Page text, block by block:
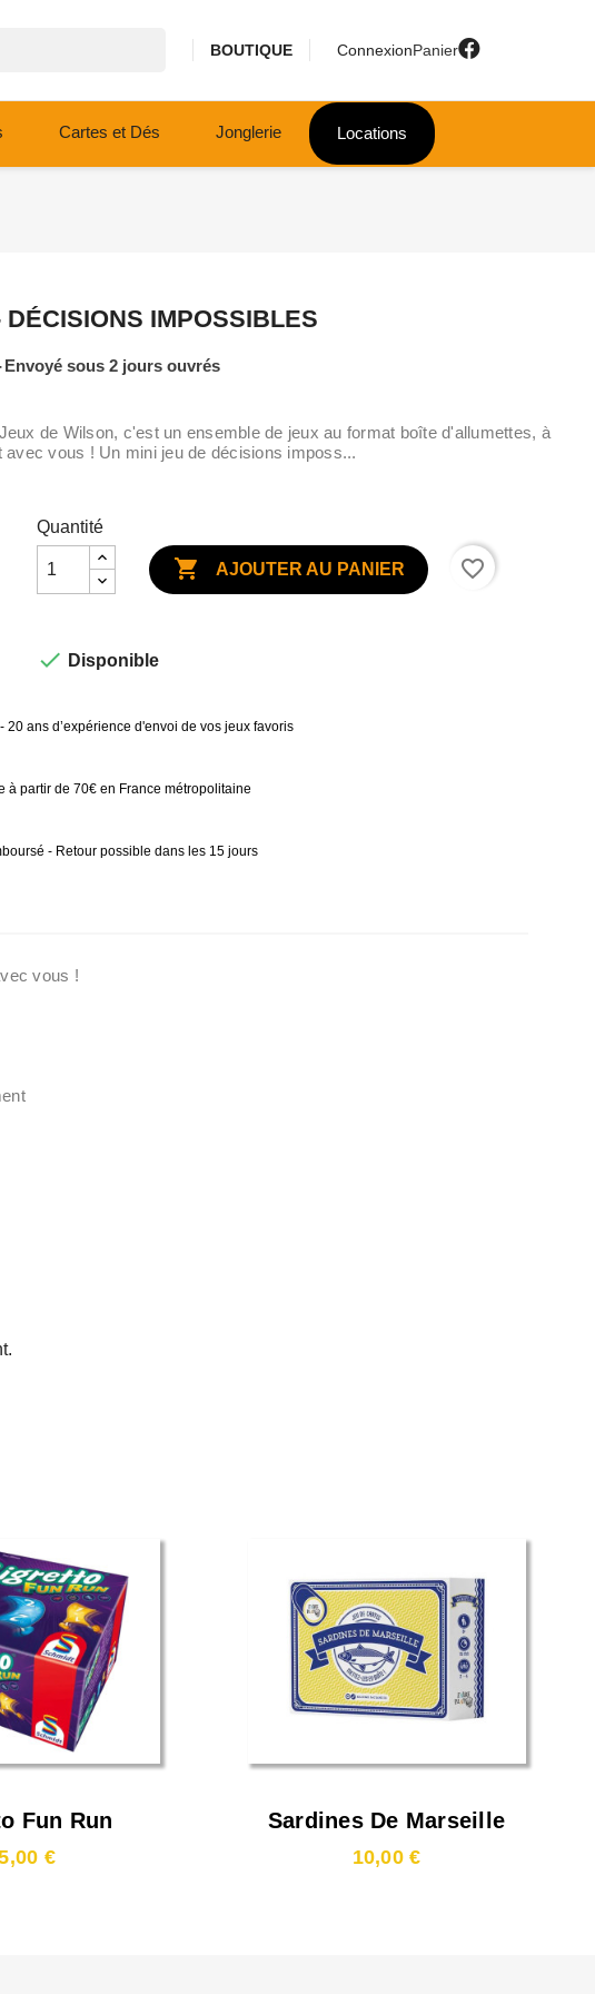
BOUTIQUE ConnexionPanier
Cartes et Dés Jonglerie Locations
DÉCISIONS IMPOSSIBLES
Envoyé sous 2 jours ouvrés
de Wilson, c'est un ensemble de jeux au format boîte d'allumettes, à
avec vous ! Un mini jeu de décisions imposs...
Quantité
 AJOUTER AU PANIER favorite_border
 Disponible
20 ans d’expérience d'envoi de vos jeux favoris
à partir de 70€ en France métropolitaine
- Retour possible dans les 15 jours
vous !
Fun Run
€
Sardines De Marseille
10,00 €